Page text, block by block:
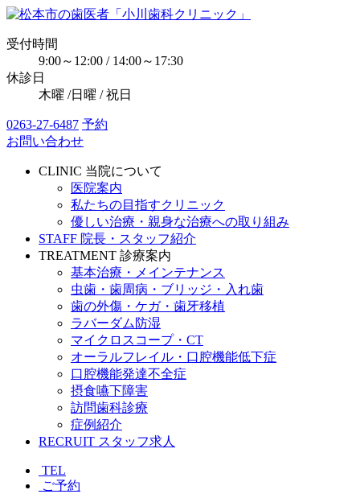
受付時間
9:00～12:00 / 14:00～17:30
休診日
木曜 /日曜 / 祝日
0263-27-6487 予約
お問い合わせ
CLINIC 当院について
医院案内
私たちの目指すクリニック
優しい治療・親身な治療への取り組み
STAFF 院長・スタッフ紹介
TREATMENT 診療案内
基本治療・メインテナンス
虫歯・歯周病・ブリッジ・入れ歯
歯の外傷・ケガ・歯牙移植
ラバーダム防湿
マイクロスコープ・CT
オーラルフレイル・口腔機能低下症
口腔機能発達不全症
摂食嚥下障害
訪問歯科診療
症例紹介
RECRUIT スタッフ求人
TEL
ご予約